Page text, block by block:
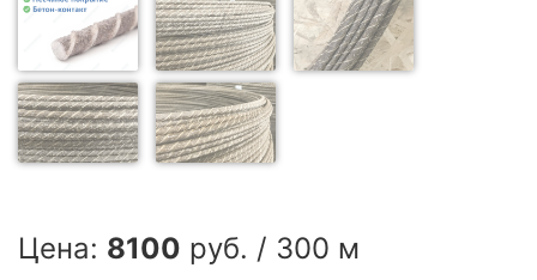
Цена: 8100 руб. / 300 м